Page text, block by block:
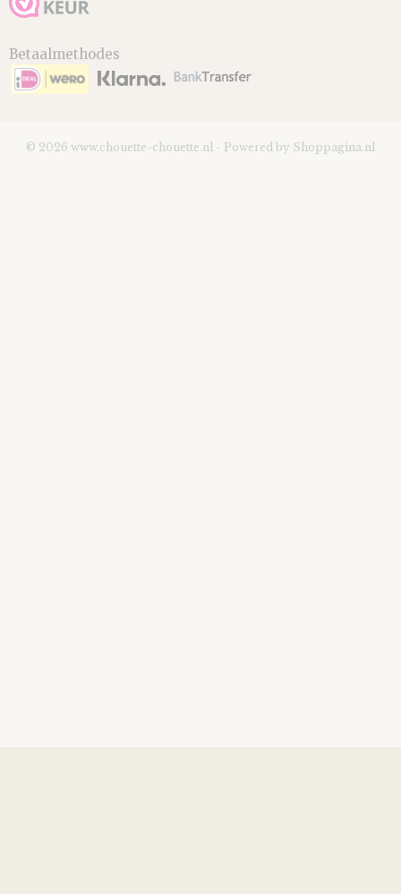
Betaalmethodes
© 2026 www.chouette-chouette.nl - Powered by Shoppagina.nl